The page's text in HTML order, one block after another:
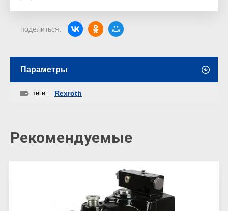
поделиться:
Параметры
теги: Rexroth
Рекомендуемые